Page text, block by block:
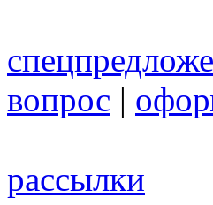
вопрос |
рассылки